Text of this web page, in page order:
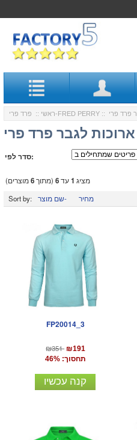
ראשי :: פרד פרי-FRED PERRY פרד פרי
ארוכות לגבר פרד פרי
סדר לפי:
מציג 1עד6 (מתוך6מוצרים)
Sort by:
שם מוצר- מחיר
FP20014_3
₪351 ₪191
תחסוך: 46%
קנה עכשיו